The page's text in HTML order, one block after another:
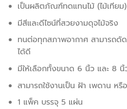
เป็นผลิตภัณฑ์ทดแทนไม้ (ไม้เทียม)
มีสีและดีไซน์ที่สวยงามดุจไม้จริง
ทนต่อทุกสภาพอากาศ สามารถดัด
ได้ดี
มีให้เลือกทั้งขนาด 6 นิ้ว และ 8
สามารถใช้งานเป็น ฝ้า เพดาน หรื
1 แพ็ค บรรจุ 5 แผ่น